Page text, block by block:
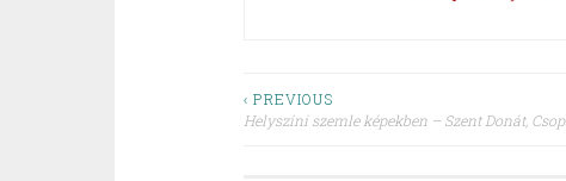
Post
‹ PREVIOUS
Helyszíni szemle képekben – Szent Donát,